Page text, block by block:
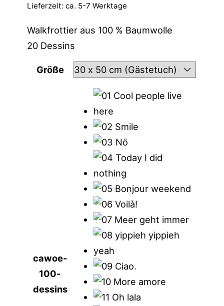
Lieferzeit: ca. 5-7 Werktage
Walkfrottier aus 100 % Baumwolle
20 Dessins
Größe
cawoe-
100-
dessins